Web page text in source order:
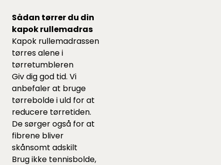
Sådan tørrer du din
kapok rullemadras
Kapok rullemadrassen
tørres alene i
tørretumbleren
Giv dig god tid. Vi
anbefaler at bruge
tørreboldei uld for at
reducere tørretiden.
De sørger også for at
fibrene bliver
skånsomt adskilt
Brug ikke tennisbolde,